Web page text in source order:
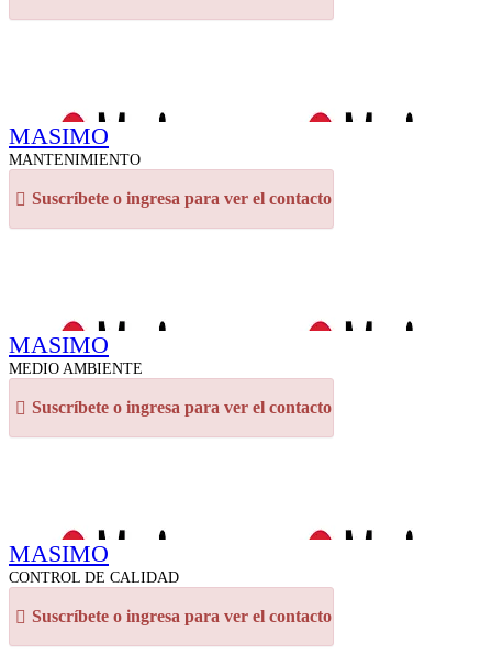
MASIMO
MANTENIMIENTO
Suscríbete o ingresa para ver el contacto
MASIMO
MEDIO AMBIENTE
Suscríbete o ingresa para ver el contacto
MASIMO
CONTROL DE CALIDAD
Suscríbete o ingresa para ver el contacto